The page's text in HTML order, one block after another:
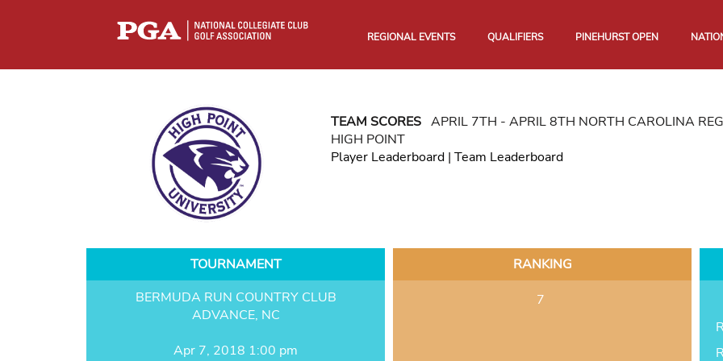
REGIONAL EVENTS QUALIFIERS PINEHURST OPEN
TEAM SCORESAPRIL 7TH - APRIL 8TH NORTH CAROLINA
HIGH POINT
Player Leaderboard| Team Leaderboard
TOURNAMENT
BERMUDA RUN COUNTRY CLUB
ADVANCE, NC
Apr 7, 2018 1:00 pm
RANKING
7